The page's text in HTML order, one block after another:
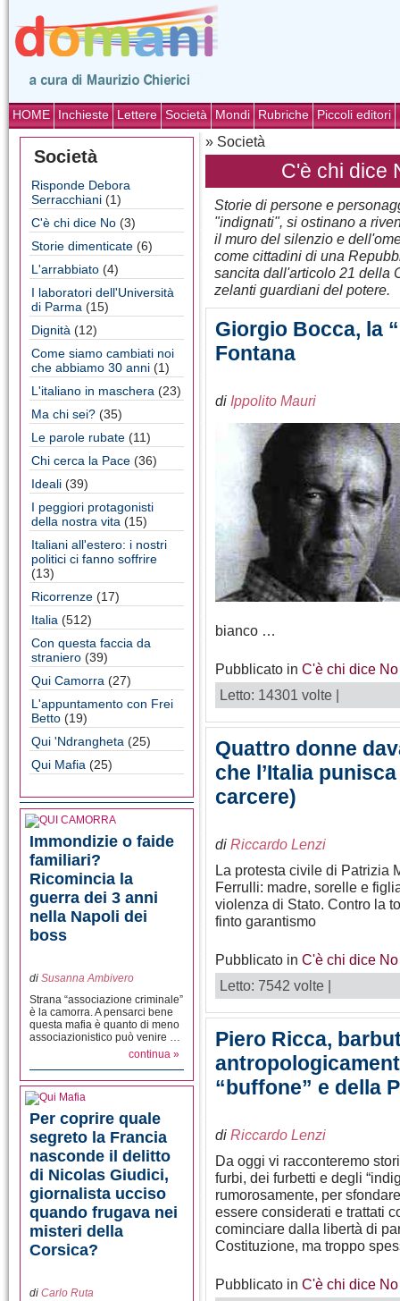
HOME Inchieste Lettere Società Mondi Rubriche Piccoli editori
Società
Risponde Debora
Serracchiani (1)
C'è chi dice No (3)
Storie dimenticate (6)
L'arrabbiato (4)
I laboratori dell'Università
di Parma (15)
Dignità (12)
Come siamo cambiati noi
che abbiamo 30 anni (1)
L'italiano in maschera (23)
Ma chi sei? (35)
Le parole rubate (11)
Chi cerca la Pace (36)
Ideali (39)
I peggiori protagonisti
della nostra vita (15)
Italiani all'estero: i nostri
politici ci fanno soffrire
(13)
Ricorrenze (17)
Italia (512)
Con questa faccia da
straniero (39)
Qui Camorra (27)
L'appuntamento con Frei
Betto (19)
Qui 'Ndrangheta (25)
Qui Mafia (25)
Immondizie o faide
familiari?
Ricomincia la
guerra dei 3 anni
nella Napoli dei
boss
di Susanna Ambivero
Strana “associazione criminale”
è la camorra. A pensarci bene
questa mafia è quanto di meno
associazionistico può venire …
continua »
Per coprire quale
segreto la Francia
nasconde il delitto
di Nicolas Giudici,
giornalista ucciso
quando frugava nei
misteri della
Corsica?
di Carlo Ruta
» Società
C'è chi dice
Storie di persone e
"indignati", si ostinano a
il muro del silenzio e
come cittadini di una
sancita dall'articolo 21 della
zelanti guardiani del potere.
Giorgio Bocca, la
Fontana
di Ippolito Mauri
bianco …
Pubblicato in C'è chi dice No
Letto: 14301 volte |
Quattro donne
che l’Italia
carcere)
di Riccardo Lenzi
La protesta civile di Patrizia
Ferrulli: madre, sorelle e
violenza di Stato. Contro la
finto garantismo
Pubblicato in C'è chi dice No
Letto: 7542 volte |
Piero Ricca,
“buffone” e della
di Riccardo Lenzi
Da oggi vi racconteremo
furbi, dei furbetti e degli
rumorosamente, per
essere considerati e trattati
cominciare dalla libertà di
Costituzione, ma troppo
Pubblicato in C'è chi dice No